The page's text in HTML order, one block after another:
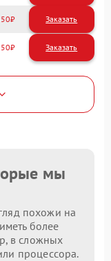
мы
похожи на
более
в сложных
процессора.